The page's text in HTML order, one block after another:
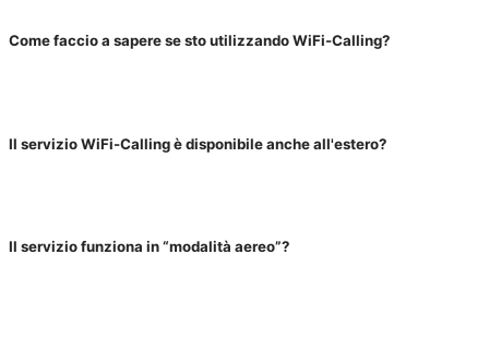
Come faccio a sapere se sto utilizzando WiFi-Calling?
Il servizio WiFi-Calling è disponibile anche all'estero?
Il servizio funziona in “modalità aereo”?